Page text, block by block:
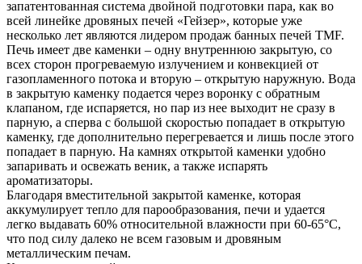
запатентованная система двойной подготовки пара, как во
всей линейке дровяных печей «Гейзер», которые уже
несколько лет являются лидером продаж банных печей TMF.
Печь имеет две каменки – одну внутреннюю закрытую, со
всех сторон прогреваемую излучением и конвекцией от
газопламенного потока и вторую – открытую наружную. Вода
в закрытую каменку подается через воронку с обратным
клапаном, где испаряется, но пар из нее выходит не сразу в
парную, а сперва с большой скоростью попадает в открытую
каменку, где дополнительно перегревается и лишь после этого
попадает в парную. На камнях открытой каменки удобно
запаривать и освежать веник, а также испарять
ароматизаторы.
Благодаря вместительной закрытой каменке, которая
аккумулирует тепло для парообразования, печи и удается
легко выдавать 60% относительной влажности при 60-65°C,
что под силу далеко не всем газовым и дровяным
металлическим печам.